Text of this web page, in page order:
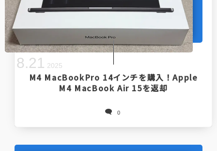
M4 MacBookPro 14インチを購入！Apple
M4 MacBook Air 15を返却
0
8.21 2025